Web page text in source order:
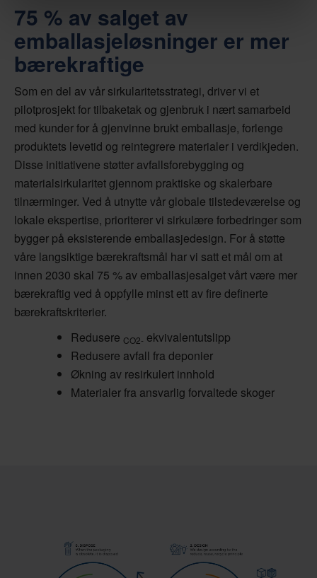
75 % av salget av
emballasjeløsninger er mer
bærekraftige
Som en del av vår sirkularitetsstrategi, driver vi et
pilotprosjekt for tilbaketak og gjenbruk i nært samarbeid
med kunder for å gjenvinne brukt emballasje, forlenge
produktets levetid og reintegrere materialer i verdikjeden.
Disse initiativene støtter avfallsforebygging og
materialsirkularitet gjennom praktiske og skalerbare
tilnærminger. Ved å utnytte vår globale tilstedeværelse og
lokale ekspertise, prioriterer vi sirkulære forbedringer som
bygger på eksisterende emballasjedesign. For å støtte
våre langsiktige bærekraftsmål har vi satt et mål om at
innen 2030 skal 75 % av emballasjesalget vårt være mer
bærekraftig ved å oppfylle minst ett av fire definerte
bærekraftskriterier.
Redusere CO2- ekvivalentutslipp
Redusere avfall fra deponier
Økning av resirkulert innhold
Materialer fra ansvarlig forvaltede skoger